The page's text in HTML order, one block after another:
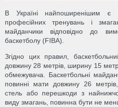
В Україні найпоширенішим є
професійних тренувань і
майданчики відповідно до
баскетболу (FIBA).
Згідно цих правил,
довжину 28 метрів, ширину 15
обмежувача. Баскетбольні
повинні мати довжину 26
стель або перешкоди з
виду змагань, повинна бути не